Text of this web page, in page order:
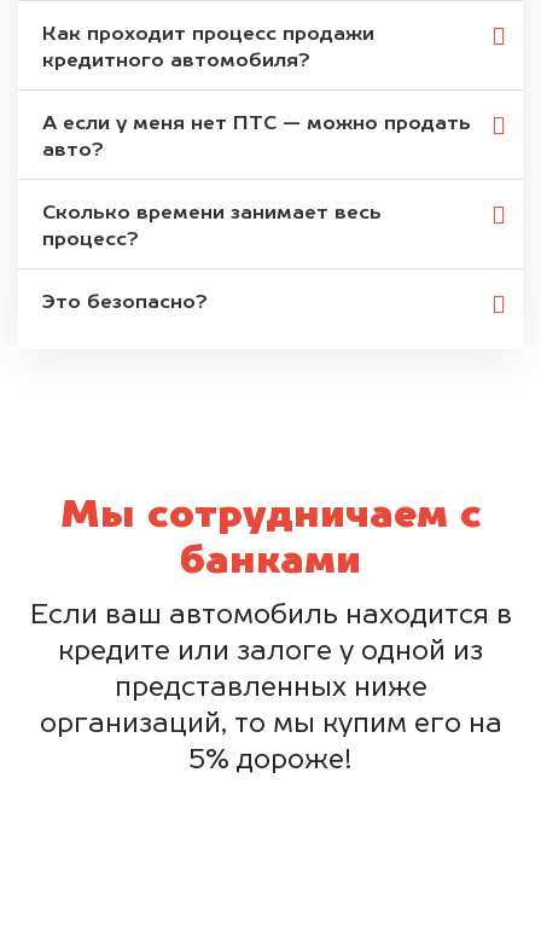
Как проходит процесс продажи
кредитного автомобиля?
А если у меня нет ПТС — можно продать
авто?
Сколько времени занимает весь
процесс?
Это безопасно?
Мы сотрудничаем с
банками
Если ваш автомобиль находится в
кредите или залоге у одной из
представленных ниже
организаций, то мы купим его на
5% дороже!